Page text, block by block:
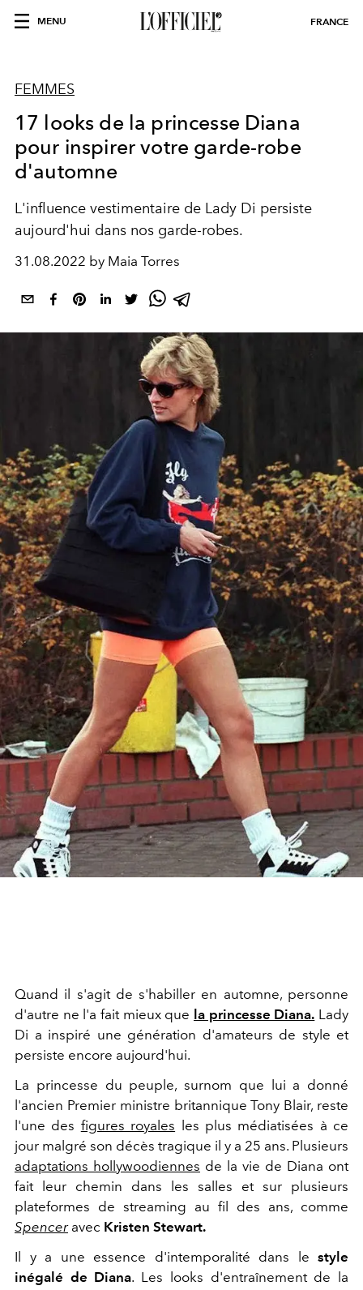
MENU FRANCE
FEMMES
17 looks de la princesse Diana
pour inspirer votre garde-robe
d'automne
L'influence vestimentaire de Lady Di persiste
aujourd'hui dans nos garde-robes.
31.08.2022 by Maia Torres
Quand il s'agit de s'habiller en automne, personne
d'autre ne l'a fait mieux que la princesse Diana. Lady
Di a inspiré une génération d'amateurs de style et
persiste encore aujourd'hui.
La princesse du peuple, surnom que lui a donné
l'ancien Premier ministre britannique Tony Blair, reste
l'une des figures royales les plus médiatisées à ce
jour malgré son décès tragique il y a 25 ans. Plusieurs
adaptations hollywoodiennes de la vie de Diana ont
fait leur chemin dans les salles et sur plusieurs
plateformes de streaming au fil des ans, comme
Spenceravec Kristen Stewart.
Il y a une essence d'intemporalité dans le style
inégalé de Diana. Les looks d'entraînement de la